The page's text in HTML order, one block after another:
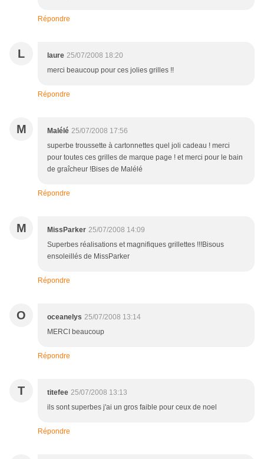
Répondre
L laure 25/07/2008 18:20
merci beaucoup pour ces jolies grilles !!
Répondre
M Malélé 25/07/2008 17:56
superbe troussette à cartonnettes quel joli cadeau ! merci
pour toutes ces grilles de marque page ! et merci pour le bain
de graîcheur !Bises de Malélé
Répondre
M MissParker 25/07/2008 14:09
Superbes réalisations et magnifiques grillettes !!!Bisous
ensoleillés de MissParker
Répondre
O oceanelys 25/07/2008 13:14
MERCI beaucoup
Répondre
T titefee 25/07/2008 13:13
ils sont superbes j'ai un gros faible pour ceux de noel
Répondre